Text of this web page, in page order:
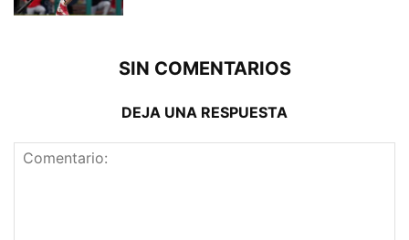
SIN COMENTARIOS
DEJA UNA RESPUESTA